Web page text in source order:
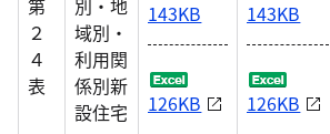
第
２
４
表
別・地
域別・
利用関
係別新
設住宅
143KB
126KB
143KB
126KB